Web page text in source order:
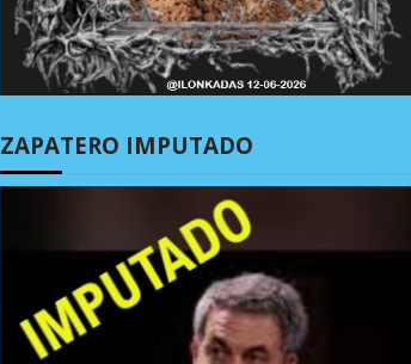
ZAPATERO IMPUTADO